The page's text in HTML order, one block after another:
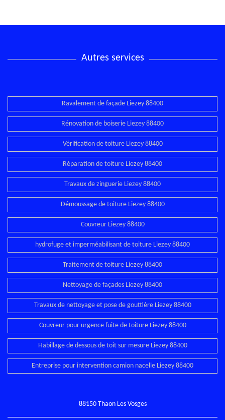
Autres services
Ravalement de façade Liezey 88400
Rénovation de boiserie Liezey 88400
Vérification de toiture Liezey 88400
Réparation de toiture Liezey 88400
Travaux de zinguerie Liezey 88400
Démoussage de toiture Liezey 88400
Couvreur Liezey 88400
hydrofuge et imperméabilisant de toiture Liezey 88400
Traitement de toiture Liezey 88400
Nettoyage de façades Liezey 88400
Travaux de nettoyage et pose de gouttière Liezey 88400
Couvreur pour urgence fuite de toiture Liezey 88400
Habillage de dessous de toit sur mesure Liezey 88400
Entreprise pour intervention camion nacelle Liezey 88400
88150 Thaon Les Vosges